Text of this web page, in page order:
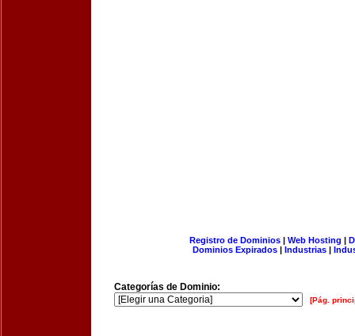
Registro de Dominios| Web Hosting |
Dominios Expirados | Industrias |
Categorías de Dominio:
[Pág.